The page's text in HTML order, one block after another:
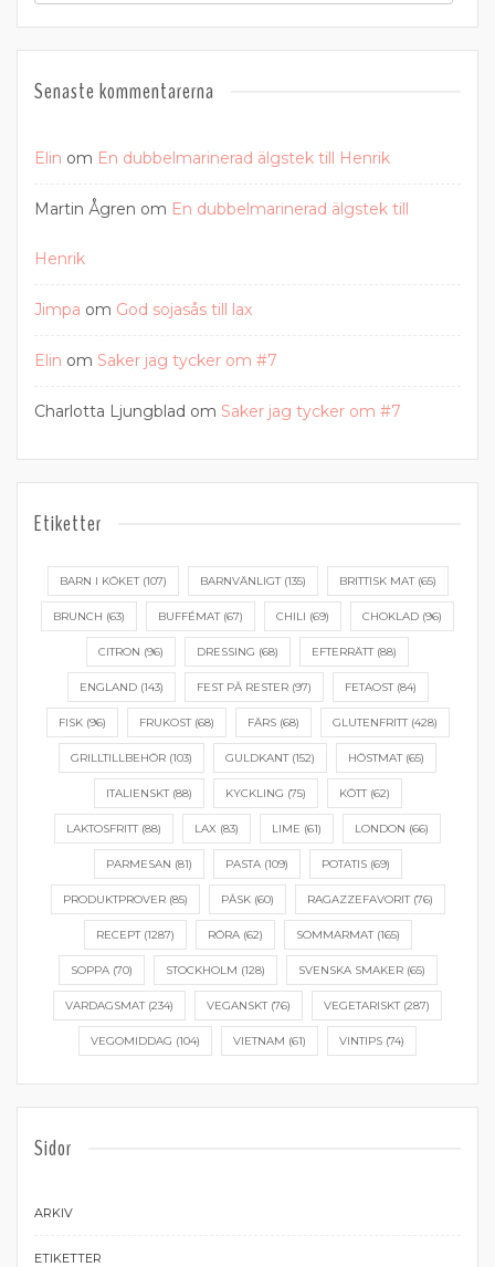
Senaste kommentarerna
Elin om En dubbelmarinerad älgstek till Henrik
Martin Ågren om En dubbelmarinerad älgstek till
Henrik
Jimpa om God sojasås till lax
Elin om Saker jag tycker om #7
Charlotta Ljungblad om Saker jag tycker om #7
Etiketter
BARN I KÖKET(107) BARNVÄNLIGT(135) BRITTISK MAT(65)
BRUNCH (63) BUFFÉMAT(67) CHILI (69) CHOKLAD (96)
CITRON (96) DRESSING (68) EFTERRÄTT(88)
ENGLAND(143) FEST PÅ RESTER(97) FETAOST(84)
FISK(96) FRUKOST(68) FÄRS(68) GLUTENFRITT(428)
GRILLTILLBEHÖR (103) GULDKANT(152) HÖSTMAT(65)
ITALIENSKT(88) KYCKLING (75) KÖTT(62)
LAKTOSFRITT(88) LAX (83) LIME (61) LONDON (66)
PARMESAN (81) PASTA(109) POTATIS(69)
PRODUKTPROVER(85) PÅSK(60) RAGAZZEFAVORIT(76)
RECEPT(1287) RÖRA(62) SOMMARMAT(165)
SOPPA(70) STOCKHOLM (128) SVENSKA SMAKER(65)
VARDAGSMAT(234) VEGANSKT(76) VEGETARISKT(287)
VEGOMIDDAG (104) VIETNAM (61) VINTIPS (74)
Sidor
ARKIV
ETIKETTER